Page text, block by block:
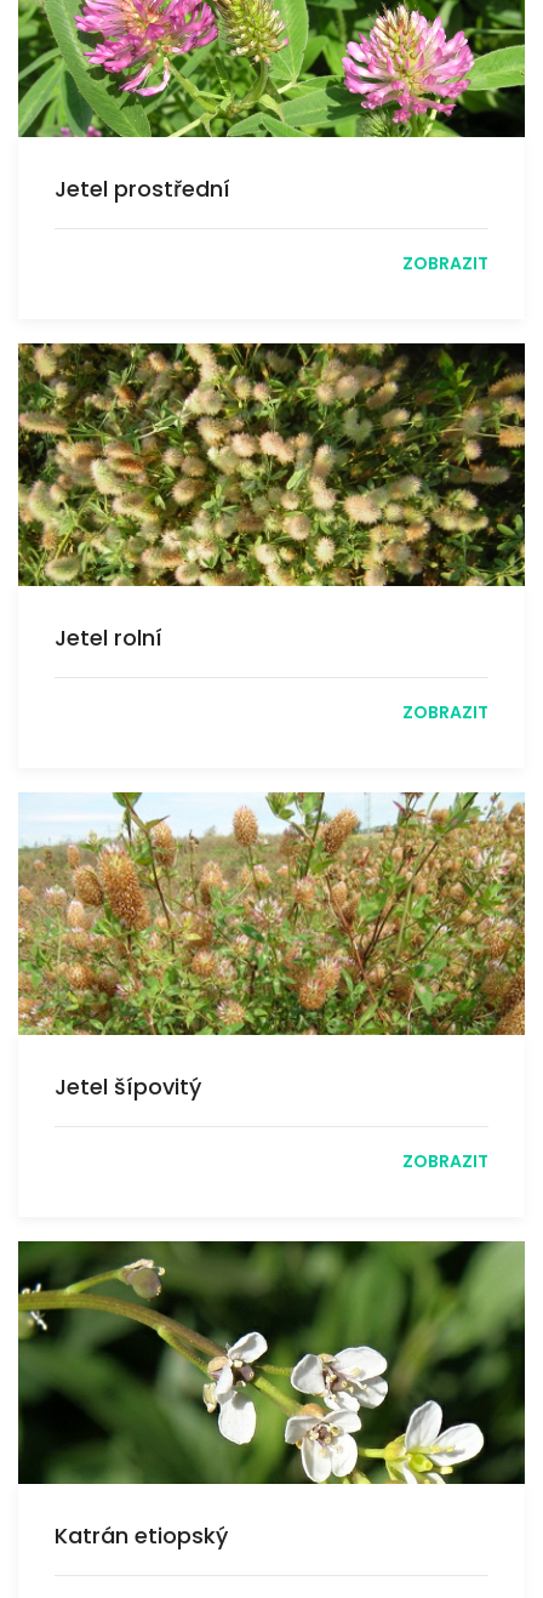
Jetel prostřední
ZOBRAZIT
Jetel rolní
ZOBRAZIT
Jetel šípovitý
ZOBRAZIT
Katrán etiopský